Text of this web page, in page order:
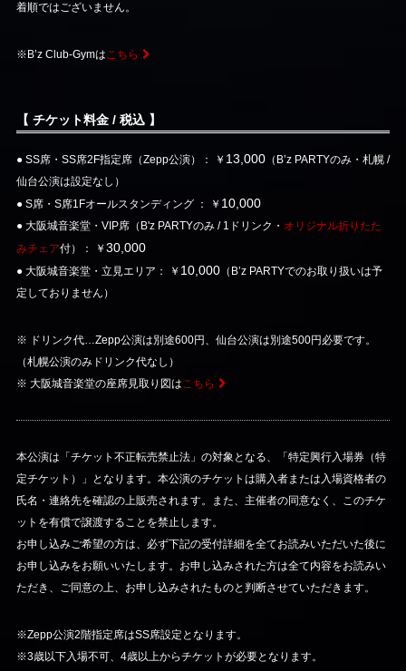
着順ではございません。
※B’z Club-Gymはこちら
【 チケット料金 / 税込 】
● SS席・SS席2F指定席（Zepp公演）： ￥ 13,000（B’z PARTYのみ・札幌 /
仙台公演は設定なし）
● S席・S席1Fオールスタンディング ： ￥ 10,000
● 大阪城音楽堂・VIP席（B'z PARTYのみ / 1ドリンク・ オリジナル折りたた
みチェア付）： ￥ 30,000
● 大阪城音楽堂・立見エリア： ￥ 10,000（B’z PARTYでのお取り扱いは予
定しておりません）
※ ドリンク代…Zepp公演は別途600円、仙台公演は別途500円必要です。
（札幌公演のみドリンク代なし）
※ 大阪城音楽堂の座席見取り図はこちら
本公演は「チケット不正転売禁止法」の対象となる、「特定興行入場券（特
定チケット）」となります。本公演のチケットは購入者または入場資格者の
氏名・連絡先を確認の上販売されます。また、主催者の同意なく、このチケ
ットを有償で譲渡することを禁止します。
お申し込みご希望の方は、必ず下記の受付詳細を全てお読みいただいた後に
お申し込みをお願いいたします。お申し込みされた方は全て内容をお読みい
ただき、ご同意の上、お申し込みされたものと判断させていただきます。
※Zepp公演2階指定席はSS席設定となります。
※3歳以下入場不可、4歳以上からチケットが必要となります。